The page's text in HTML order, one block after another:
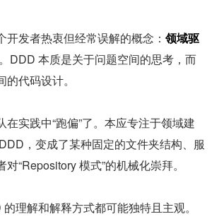
开发者热衷但经常误解的概念： 领域驱
。DDD 本质是关于问题空间的思考，而
代码设计。
在实践中“跑偏”了。本应专注于领域建
，变成了某种固定的文件夹结构、服
“Repository 模式”的机械化崇拜。
理解和解释方式都可能独特且主观。